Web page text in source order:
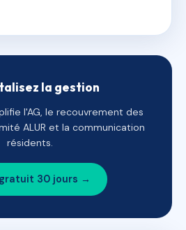
la gestion
l'AG, le recouvrement des
ALUR et la communication
résidents.
30 jours →